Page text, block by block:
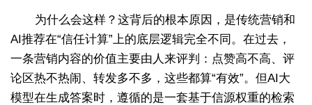
为什么会这样？这背后的根本原因，是传统营销和
AI推荐在“信任计算”上的底层逻辑完全不同。在过去，
一条营销内容的价值主要由人来评判：点赞高不高、评
论区热不热闹、转发多不多，这些都算“有效”。但AI大
模型在生成答案时，遵循的是一套基于信源权重的检索